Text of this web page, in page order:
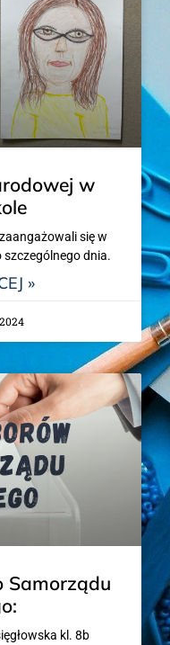
w
się w
dnia.
»
Samorządu
kl. 8b